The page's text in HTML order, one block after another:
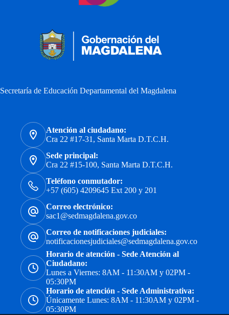
Secretaría de Educación Departamental del Magdalena
Atención al ciudadano:
Cra 22 #17-31, Santa Marta D.T.C.H.
Sede principal:
Cra 22 #15-100, Santa Marta D.T.C.H.
Teléfono conmutador:
+57 (605) 4209645 Ext 200 y 201
Correo electrónico:
sac1@sedmagdalena.gov.co
Correo de notificaciones judiciales:
notificacionesjudiciales@sedmagdalena.gov.co
Horario de atención - Sede Atención al
Ciudadano:
Lunes a Viernes: 8AM - 11:30AM y 02PM -
05:30PM
Horario de atención - Sede Administrativa:
Únicamente Lunes: 8AM - 11:30AM y 02PM -
05:30PM